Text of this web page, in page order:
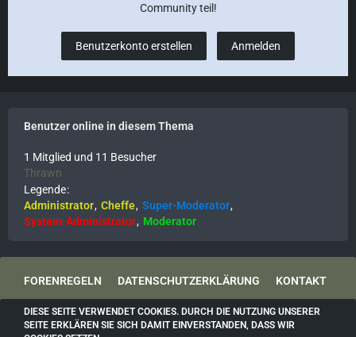
Community teil!
Benutzerkonto erstellen Anmelden
Benutzer online in diesem Thema
1 Mitglied und 11 Besucher
Thrawn
Legende
Administrator Cheffe
Super-Moderator
System-Administrator
Moderator
FORENREGELN DATENSCHUTZERKLÄRUNG KONTAKT
IMPRESSUM
DIESE SEITE VERWENDET COOKIES. DURCH DIE NUTZUNG UNSERER
SEITE ERKLÄREN SIE SICH DAMIT EINVERSTANDEN, DASS WIR